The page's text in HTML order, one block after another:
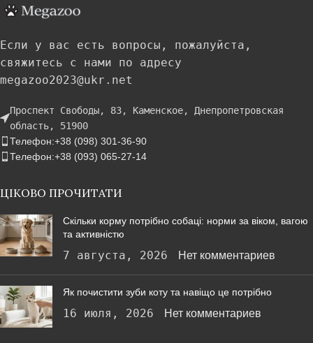
Если у вас есть вопросы, пожалуйста,
свяжитесь с нами по адресу
megazoo2023@ukr.net
Проспект Свободы, 83, Каменское, Днепропетровская
область, 51900
Телефон:+38 (098) 301-36-90
Телефон:+38 (093) 065-27-14
ЦІКОВО ПРОЧИТАТИ
Скільки корму потрібно собаці: норми за віком, вагою
та активністю
7 августа, 2026 Нет комментариев
Як почистити зуби коту та навіщо це потрібно
16 июля, 2026 Нет комментариев